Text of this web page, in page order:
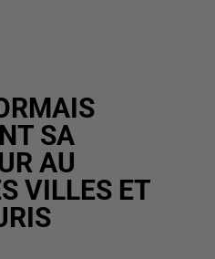
SA
AU
VILLES ET